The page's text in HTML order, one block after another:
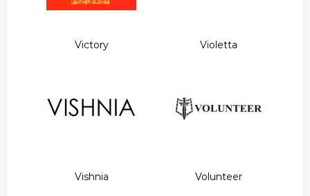
Victory Violetta
Vishnia Volunteer